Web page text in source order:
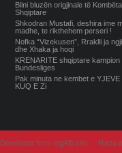
Blini bluzën origjinale të
Shqiptare
Shkodran Mustafi, deshira ime
madhe, te rikthehem perseri !
Nofka “Vizekusen”, Rraklli ja
dhe Xhaka ja hoqi
KRENARITE shqiptare kampion
Bundesliges
Pak minuta ne kembet e YJEVE
KUQ E Zi
Developer from IngAlb.info Harta